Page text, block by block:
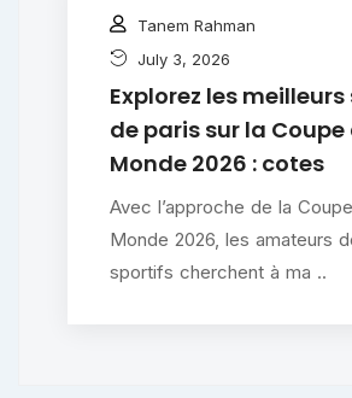
Tanem Rahman
July 3, 2026
Explorez les
de paris sur la Coupe
Monde 2026 : cotes
Avec l’approche de la
Monde 2026, les amateurs
sportifs cherchent à ma ..